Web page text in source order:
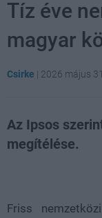
Tíz éve
magyar
Csirke | 2026 május
Az Ipsos
megítélése.
Friss